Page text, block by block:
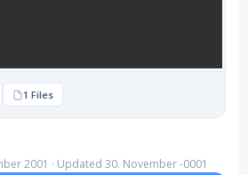
1 Files
2001 · Updated 30. November -0001